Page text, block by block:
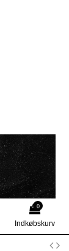
0
Indkøbskurv